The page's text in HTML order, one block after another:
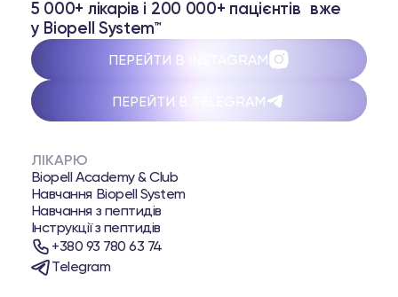
ЛІКАРЮ
Biopell Academy & Club
Навчання Biopell System
Навчання з пептидів
Інструкції з пептидів
+380 93 780 63 74
Telegram
5 000+ лікарів і 200 000+ пацієнтів вже
у Biopell System™
ПЕРЕЙТИ В INSTAGRAM
ПЕРЕЙТИ В TELEGRAM